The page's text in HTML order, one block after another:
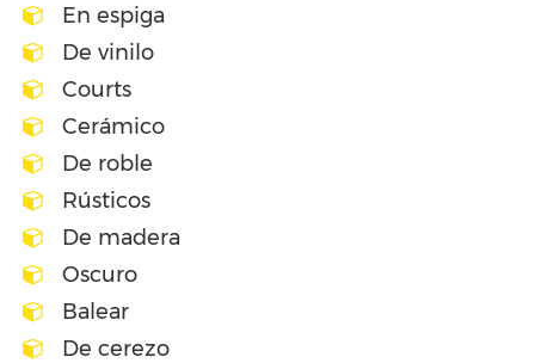
En espiga
De vinilo
Courts
Cerámico
De roble
Rústicos
De madera
Oscuro
Balear
De cerezo